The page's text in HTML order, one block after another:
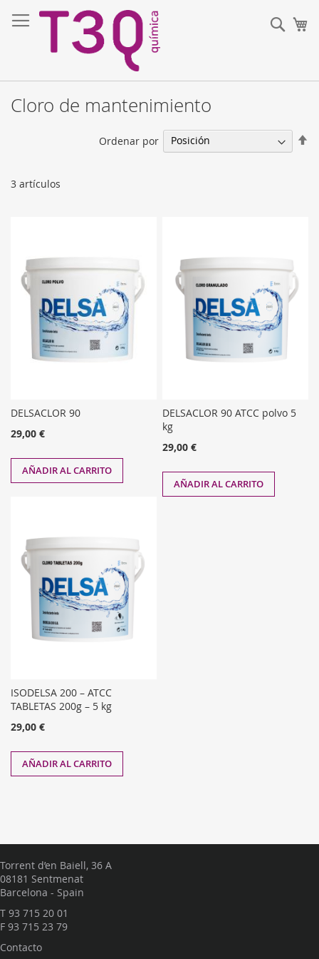
al
Cloro de mantenimiento
3 artículos
Ordenar por
DELSACLOR 90
29,00 €
AÑADIR AL CARRITO
DELSACLOR 90 ATCC polvo 5
kg
29,00 €
AÑADIR AL CARRITO
ISODELSA 200 – ATCC
TABLETAS 200g – 5 kg
29,00 €
AÑADIR AL CARRITO
Torrent d’en Baiell, 36 A
08181 Sentmenat
Barcelona - Spain
T 93 715 20 01
F 93 715 23 79
Contacto